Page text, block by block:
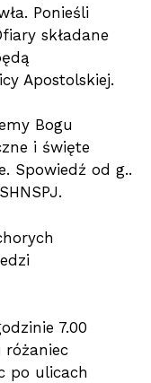
Ponieśli
składane
Apostolskiej.
Bogu
i święte
Spowiedź od g..
7.00
różaniec
po ulicach